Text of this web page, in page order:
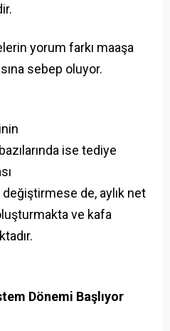
yorum farkı maaşa
sebep oluyor.
ise tediye
de, aylık net
ve kafa
Dönemi Başlıyor